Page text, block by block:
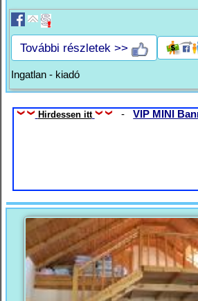
További részletek >>
Ingatlan - kiadó
Hirdessen itt -VIP MINI